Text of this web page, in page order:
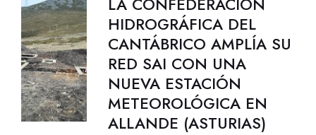
HIDROGRÁFICA DEL
CANTÁBRICO AMPLÍA SU
RED SAI CON UNA
NUEVA ESTACIÓN
METEOROLÓGICA EN
ALLANDE (ASTURIAS)